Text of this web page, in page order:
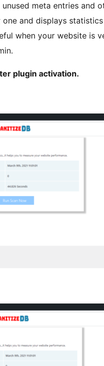
meta entries and
and displays
when your website is
plugin activation.